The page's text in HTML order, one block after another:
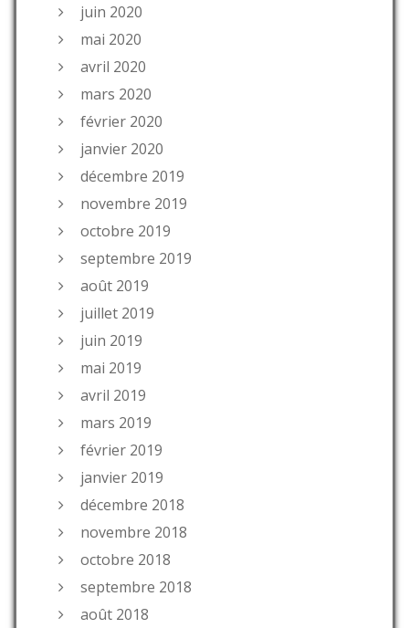
juin 2020
mai 2020
avril 2020
mars 2020
février 2020
janvier 2020
décembre 2019
novembre 2019
octobre 2019
septembre 2019
août 2019
juillet 2019
juin 2019
mai 2019
avril 2019
mars 2019
février 2019
janvier 2019
décembre 2018
novembre 2018
octobre 2018
septembre 2018
août 2018